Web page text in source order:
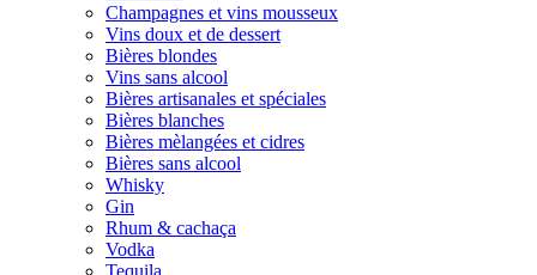
Champagnes et vins mousseux
Vins doux et de dessert
Bières blondes
Vins sans alcool
Bières artisanales et spéciales
Bières blanches
Bières mèlangées et cidres
Bières sans alcool
Whisky
Gin
Rhum & cachaça
Vodka
Tequila